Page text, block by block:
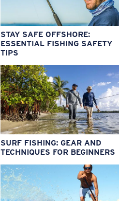
STAY SAFE OFFSHORE:
ESSENTIAL FISHING SAFETY
TIPS
SURF FISHING: GEAR AND
TECHNIQUES FOR BEGINNERS